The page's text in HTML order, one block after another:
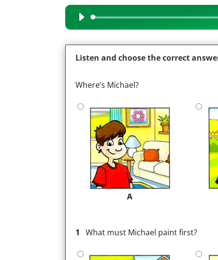
Audio
Player
Listen and choose the correct
Where’s Michael?
A
1 What must Michael paint first?